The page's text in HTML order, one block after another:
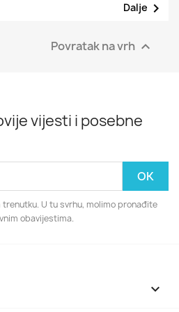
Dalje 
Povratak na vrh 
vijesti i posebne
U tu svrhu, molimo pronađite
obavijestima.
